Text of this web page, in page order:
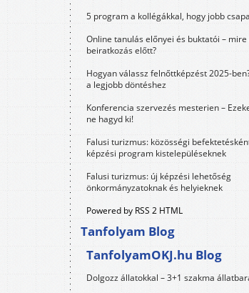
5 program a kollégákkal, hogy jobb
Online tanulás előnyei és buktatói – mire
beiratkozás előtt?
Hogyan válassz felnőttképzést 2025-
a legjobb döntéshez
Konferencia szervezés mesterien –
ne hagyd ki!
Falusi turizmus: közösségi
képzési program kistelepüléseknek
Falusi turizmus: új képzési lehetőség
önkormányzatoknak és helyieknek
Powered by RSS 2 HTML
Tanfolyam Blog
TanfolyamOKJ.hu Blog
Dolgozz állatokkal – 3+1 szakma